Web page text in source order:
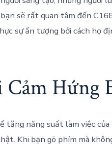
sẽ rất quan tâm đến
sự ấn tượng bởi cách họ
Hứng
năng suất làm việc
Khi bạn gõ phím mà